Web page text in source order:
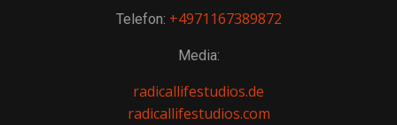
Telefon: +4971167389872
Media:
radicallifestudios.de
radicallifestudios.com